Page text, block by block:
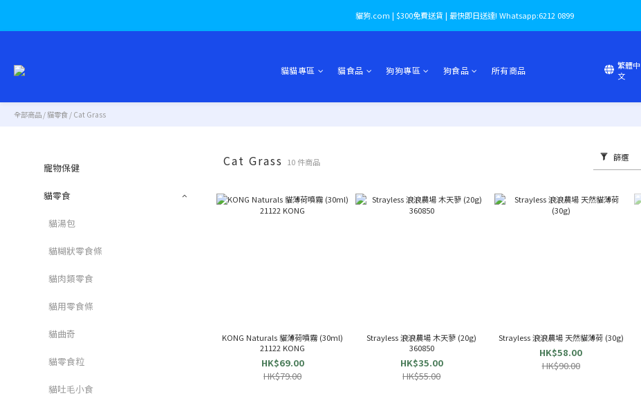
貓狗.com | $300免費送貨 | 最快即日送達! Whatsapp:6212 0899
繁體中
文
貓貓專區 貓食品 狗狗專區 狗食品 所有商品
全部商品 /貓零食 / Cat Grass
寵物保健
貓零食
貓湯包
貓糊狀零食條
貓肉類零食
貓用零食條
貓曲奇
貓零食粒
貓吐毛小食
Cat Grass 10 件商品 篩選
KONG Naturals 貓薄荷噴霧 (30ml)
21122 KONG
HK$69.00
HK$79.00
Strayless 浪浪農場 木天蓼 (20g)
360850
HK$35.00
HK$55.00
Strayless 浪浪農場 天然貓薄荷 (30g)
HK$58.00
HK$90.00